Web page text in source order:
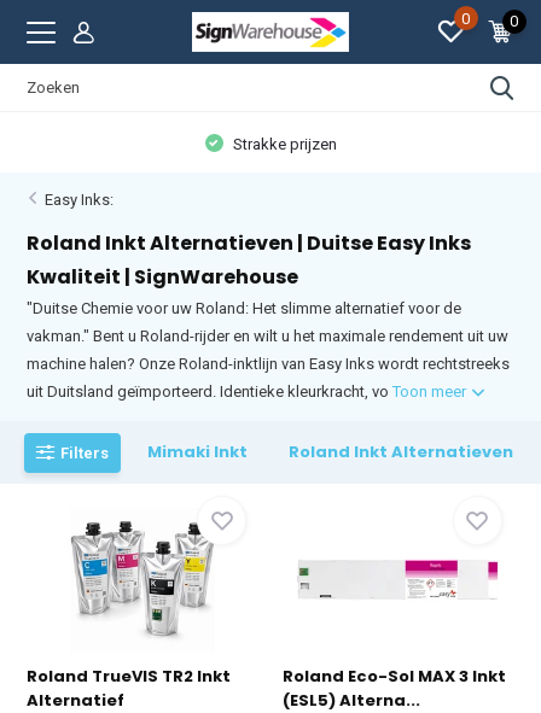
0 0
Strakke prijzen
Easy Inks:
Roland Inkt Alternatieven | Duitse Easy Inks
Kwaliteit | SignWarehouse
"Duitse Chemie voor uw Roland: Het slimme alternatief voor de
vakman." Bent u Roland-rijder en wilt u het maximale rendement uit uw
machine halen? Onze Roland-inktlijn van Easy Inks wordt rechtstreeks
uit Duitsland geïmporteerd. Identieke kleurkracht, voToon meer
Filters Mimaki Inkt Roland Inkt Alternatieven
Roland TrueVIS TR2 Inkt
Alternatief
Roland Eco-Sol MAX 3 Inkt
(ESL5) Alterna...